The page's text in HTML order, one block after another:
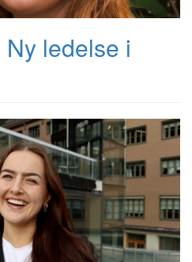
Ny ledelse i